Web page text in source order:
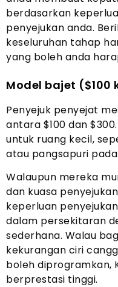
berdasarkan
penyejukan anda.
keseluruhan tahap
yang boleh anda
Model bajet ($100
Penyejuk penyejat
antara $100 dan
untuk ruang kecil,
atau pangsapuri
Walaupun mereka
dan kuasa
keperluan
dalam persekitaran
sederhana. Walau
kekurangan ciri
boleh diprogramkan,
berprestasi tinggi.